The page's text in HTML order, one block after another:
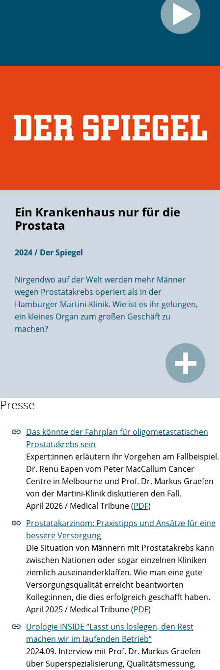
Ein Krankenhaus nur für die
Prostata
2024 / Der Spiegel
Nirgendwo auf der Welt werden mehr Männer
wegen Prostatakrebs operiert als in der
Hamburger Martini-Klinik. Wie ist es ihr gelungen,
ein kleines Organ zum großen Geschäft zu
machen?
Presse
Das könnte der Fahrplan für oligometastatischen
Prostatakrebs sein
Expert:innen erläutern ihr Vorgehen am Fallbeispiel.
Dr. Renu Eapen vom Peter MacCallum Cancer
Centre in Melbourne und Prof. Dr. Markus Graefen
von der Martini-Klinik diskutieren den Fall.
April 2026 / Medical Tribune (PDF)
Prostatakarzinom: Praxistipps und Ansätze für eine
bessere Versorgung
Die Situation von Männern mit Prostatakrebs kann
zwischen Nationen oder sogar einzelnen Kliniken
ziemlich auseinanderklaffen. Wie man eine gute
Versorgungsqualität erreicht beantworten
Kolleg:innen, die dies erfolgreich geschafft haben.
April 2025 / Medical Tribune (PDF)
Urologie INSIDE “Lasst uns loslegen, den Rest
machen wir im laufenden Betrieb”
2024.09. Interview mit Prof. Dr. Markus Graefen
über Superspezialisierung, Qualitätsmessung,